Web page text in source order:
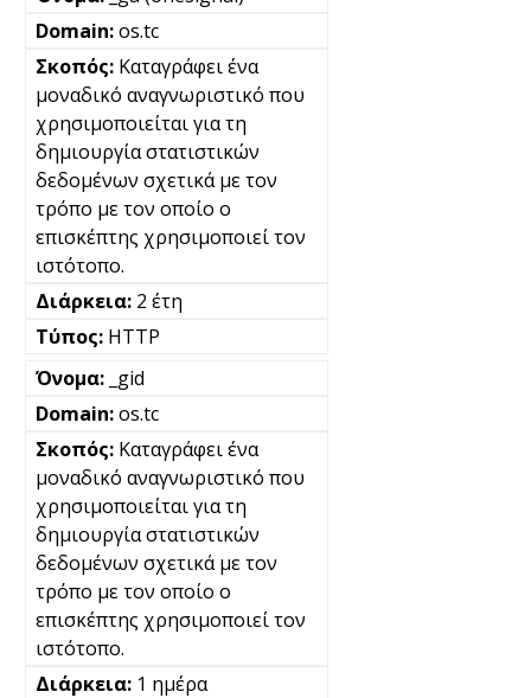
os.tc
Καταγράφει ένα
μοναδικό αναγνωριστικό που
χρησιμοποιείται για τη
δημιουργία στατιστικών
δεδομένων σχετικά με τον
τρόπο με τον οποίο ο
επισκέπτης χρησιμοποιεί τον
ιστότοπο.
2 έτη
HTTP
_gid
os.tc
Καταγράφει ένα
μοναδικό αναγνωριστικό που
χρησιμοποιείται για τη
δημιουργία στατιστικών
δεδομένων σχετικά με τον
τρόπο με τον οποίο ο
επισκέπτης χρησιμοποιεί τον
ιστότοπο.
1 ημέρα